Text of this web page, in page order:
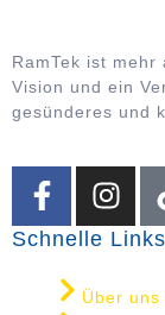
RamTek ist
Vision und ein
gesünderes und
Schnelle Links
Über uns